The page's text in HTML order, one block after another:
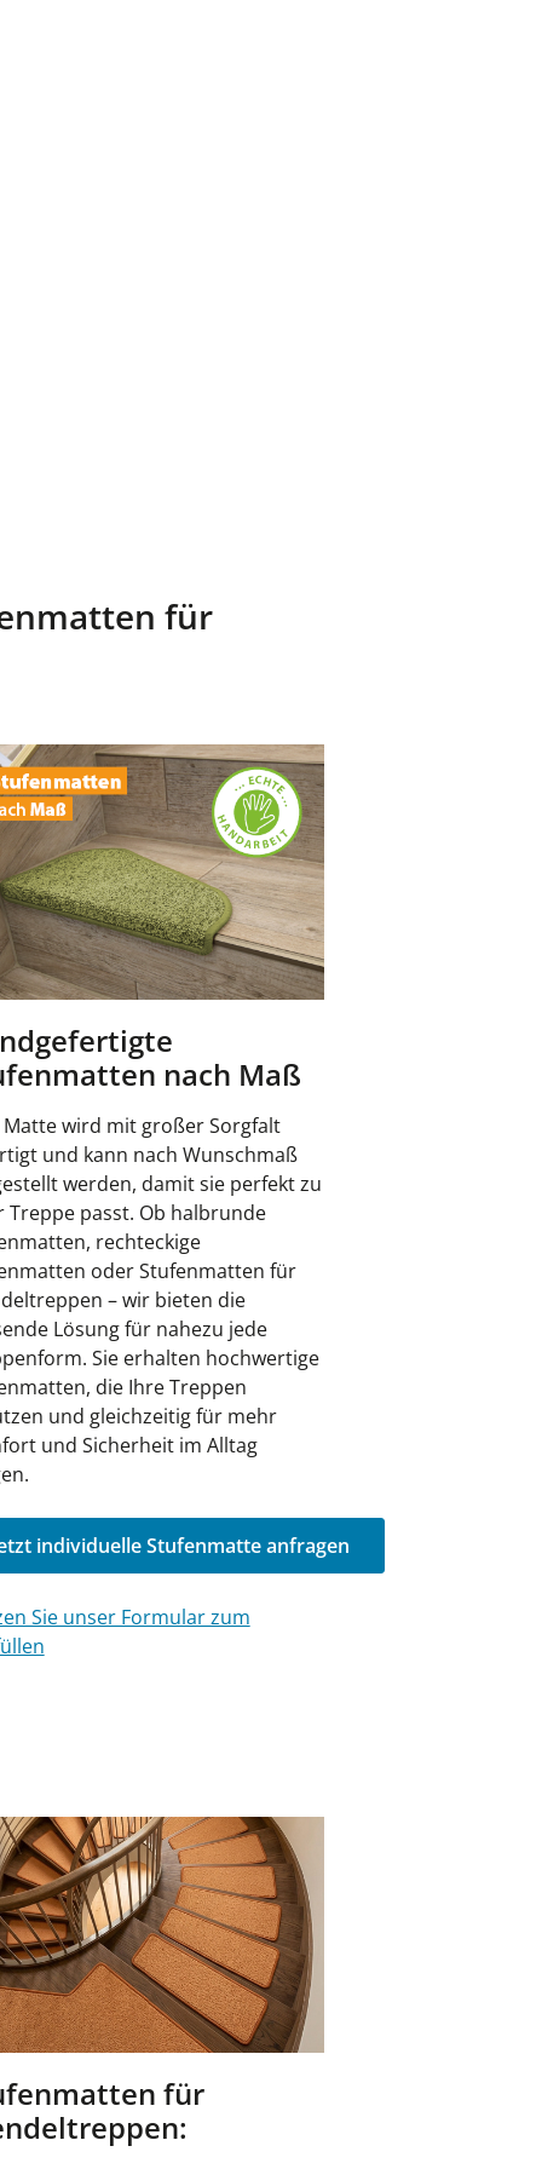
für
nach Maß
Matte wird mit großer Sorgfalt
und kann nach Wunschmaß
werden, damit sie perfekt zu
Treppe passt. Ob halbrunde
rechteckige
oder Stufenmatten für
– wir bieten die
Lösung für nahezu jede
Sie erhalten hochwertige
die Ihre Treppen
und gleichzeitig für mehr
und Sicherheit im Alltag
individuelle Stufenmatte anfragen
Sie unser Formular zum
für